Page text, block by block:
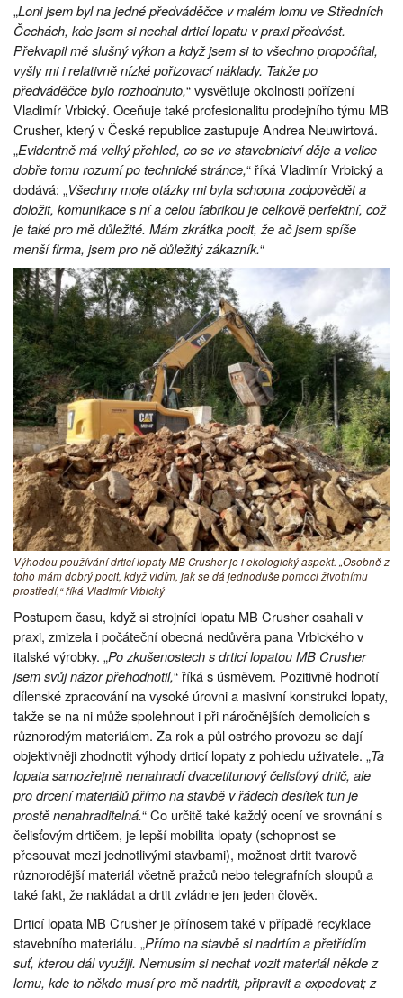
„Loni jsem byl na jedné předváděčce v malém lomu ve Středních
Čechách, kde jsem si nechal drticí lopatu v praxi předvést.
Překvapil mě slušný výkon a když jsem si to všechno propočítal,
vyšly mi i relativně nízké pořizovací náklady. Takže po
předváděčce bylo rozhodnuto,“ vysvětluje okolnosti pořízení
Vladimír Vrbický. Oceňuje také profesionalitu prodejního týmu MB
Crusher, který v České republice zastupuje Andrea Neuwirtová.
„Evidentně má velký přehled, co se ve stavebnictví děje a velice
dobře tomu rozumí po technické stránce,“ říká Vladimír Vrbický a
dodává: „Všechny moje otázky mi byla schopna zodpovědět a
doložit, komunikace s ní a celou fabrikou je celkově perfektní, což
je také pro mě důležité. Mám zkrátka pocit, že ač jsem spíše
menší firma, jsem pro ně důležitý zákazník.“
Výhodou používání drticí lopaty MB Crusher je i ekologický aspekt. „Osobně z
toho mám dobrý pocit, když vidím, jak se dá jednoduše pomoci životnímu
prostředí,“ říká Vladimír Vrbický
Postupem času, když si strojníci lopatu MB Crusher osahali v
praxi, zmizela i počáteční obecná nedůvěra pana Vrbického v
italské výrobky. „Po zkušenostech s drticí lopatou MB Crusher
jsem svůj názor přehodnotil,“ říká s úsměvem. Pozitivně hodnotí
dílenské zpracování na vysoké úrovni a masivní konstrukci lopaty,
takže se na ni může spolehnout i při náročnějších demolicích s
různorodým materiálem. Za rok a půl ostrého provozu se dají
objektivněji zhodnotit výhody drticí lopaty z pohledu uživatele. „Ta
lopata samozřejmě nenahradí dvacetitunový čelisťový drtič, ale
pro drcení materiálů přímo na stavbě v řádech desítek tun je
prostě nenahraditelná.“ Co určitě také každý ocení ve srovnání s
čelisťovým drtičem, je lepší mobilita lopaty (schopnost se
přesouvat mezi jednotlivými stavbami), možnost drtit tvarově
různorodější materiál včetně pražců nebo telegrafních sloupů a
také fakt, že nakládat a drtit zvládne jen jeden člověk.
Drticí lopata MB Crusher je přínosem také v případě recyklace
stavebního materiálu. „Přímo na stavbě si nadrtím a přetřídím
suť, kterou dál využiji. Nemusím si nechat vozit materiál někde z
lomu, kde to někdo musí pro mě nadrtit, připravit a expedovat; z